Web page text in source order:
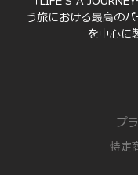
う旅における最高の
を中心に
プ
特定